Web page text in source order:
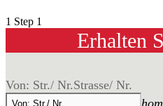
1 Step 1
Erhalten
Von: Str./ Nr.Strasse/ Nr.